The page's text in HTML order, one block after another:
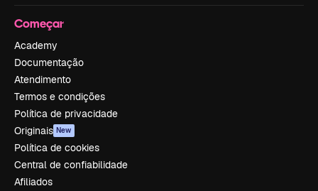
Começar
Academy
Documentação
Atendimento
Termos e condições
Política de privacidade
Originais New
Política de cookies
Central de confiabilidade
Afiliados